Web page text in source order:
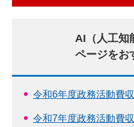
AI（人工知
ページをお
令和6年度政務活動費
令和7年度政務活動費